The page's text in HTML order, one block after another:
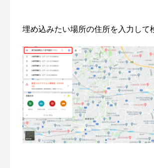
埋め込みたい場所の住所を入力して